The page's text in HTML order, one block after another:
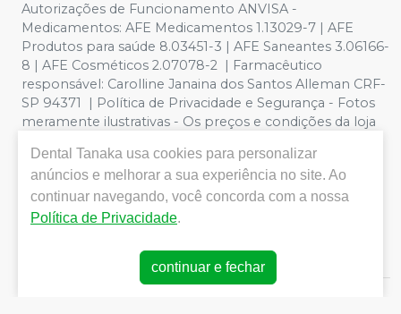
Autorizações de Funcionamento ANVISA -
Medicamentos: AFE Medicamentos 1.13029-7 | AFE
Produtos para saúde 8.03451-3 | AFE Saneantes 3.06166-
8 | AFE Cosméticos 2.07078-2 | Farmacêutico
responsável: Carolline Janaina dos Santos Alleman CRF-
SP 94371
| Política de Privacidade e Segurança - Fotos
meramente ilustrativas - Os preços e condições da loja
divergência de preços no site, o valor válido é o do
Carrinho de Compra. Não vendemos por atacado por
isso nos reservamos o direito de não atender compras
de grandes volumes pelo site. Vendas somente para
ATIVO(Conselho Regional de Odontologia)
Dental Tanaka usa cookies para personalizar
anúncios e melhorar a sua experiência no site. Ao
continuar navegando, você concorda com a nossa
Política de Privacidade.
continuar e fechar